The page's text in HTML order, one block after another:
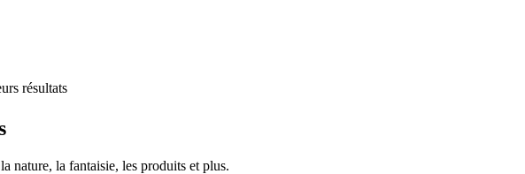
résultats
nature, la fantaisie, les produits et plus.